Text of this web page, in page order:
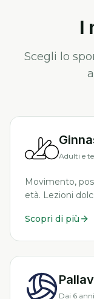
I
Scegli lo
Adulti e
Movimento,
età. Lezioni
Scopri di più
Dai 6